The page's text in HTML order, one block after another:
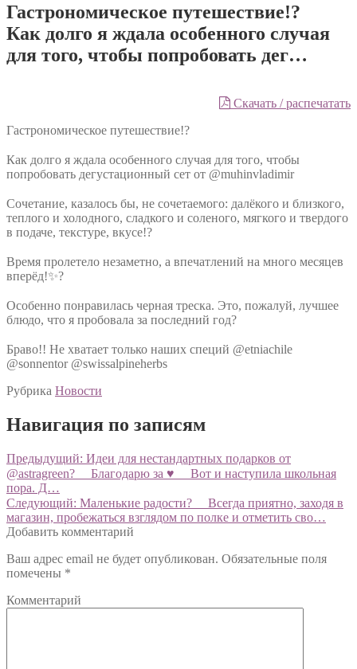
Гастрономическое путешествие!? ⠀
Как долго я ждала особенного случая
для того, чтобы попробовать дег…
Скачать / распечатать
Гастрономическое путешествие!?
Как долго я ждала особенного случая для того, чтобы
попробовать дегустационный сет от @muhinvladimir
Сочетание, казалось бы, не сочетаемого: далёкого и близкого,
теплого и холодного, сладкого и соленого, мягкого и твердого
в подаче, текстуре, вкусе!?
Время пролетело незаметно, а впечатлений на много месяцев
вперёд!✨?
Особенно понравилась черная треска. Это, пожалуй, лучшее
блюдо, что я пробовала за последний год?
Браво!! Не хватает только наших специй @etniachile
@sonnentor @swissalpineherbs
Рубрика Новости
Навигация по записям
Предыдущий: Идеи для нестандартных подарков от
@astragreen? ⠀ Благодарю за ♥️ ⠀ Вот и наступила школьная
пора. Д…
Следующий: Маленькие радости?️ ⠀ Всегда приятно, заходя в
магазин, пробежаться взглядом по полке и отметить сво…
Добавить комментарий
Ваш адрес email не будет опубликован. Обязательные поля
помечены *
Комментарий